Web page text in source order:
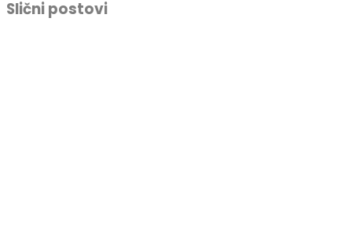
in
new
in
new
Slični postovi